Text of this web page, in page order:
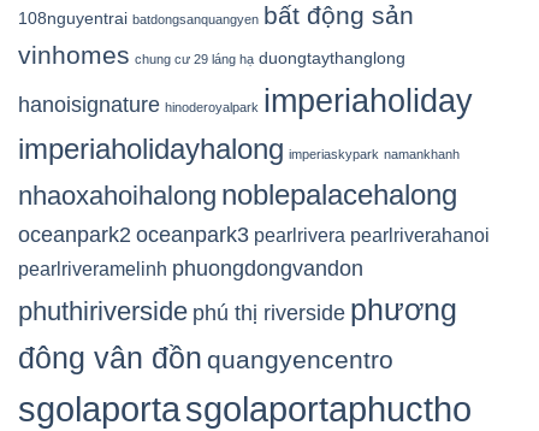
108nguyentrai batdongsanquangyen bất động sản
vinhomes chung cư 29 láng hạ duongtaythanglong
hanoisignature hinoderoyalpark imperiaholiday
imperiaholidayhalong imperiaskypark namankhanh
nhaoxahoihalong noblepalacehalong
oceanpark2 oceanpark3 pearlrivera pearlriverahanoi
pearlriveramelinh phuongdongvandon
phuthiriverside phú thị riverside phương
đông vân đồn quangyencentro
sgolaportasgolaportaphuctho